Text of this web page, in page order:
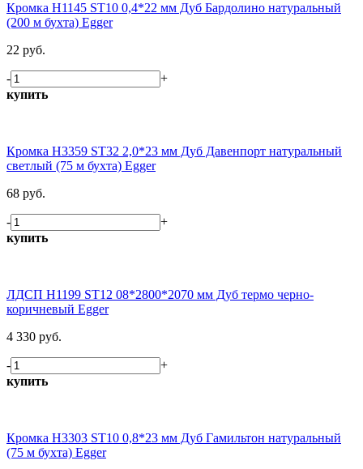
Кромка H1145 ST10 0,4*22 мм Дуб Бардолино натуральный
(200 м бухта) Egger
22 руб.
-
+
купить
Кромка H3359 ST32 2,0*23 мм Дуб Давенпорт натуральный
светлый (75 м бухта) Egger
68 руб.
-
+
купить
ЛДСП H1199 ST12 08*2800*2070 мм Дуб термо черно-
коричневый Egger
4 330 руб.
-
+
купить
Кромка H3303 ST10 0,8*23 мм Дуб Гамильтон натуральный
(75 м бухта) Egger